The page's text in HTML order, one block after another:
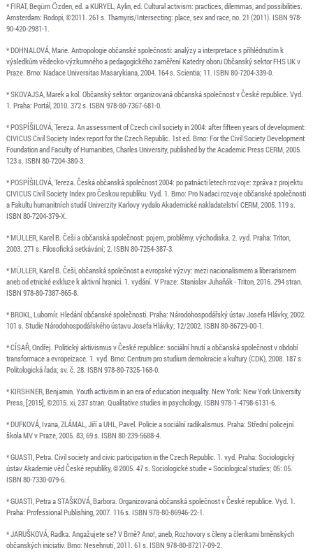
* FIRAT, Begüm Özden, ed. a KURYEL, Aylin, ed. Cultural activism: practices, dilemmas, and possibilities.
Amsterdam: Rodopi, ©2011. 261 s. Thamyris/Intersecting: place, sex and race, no. 21 (2011). ISBN 978-
90-420-2981-1.
* DOHNALOVÁ, Marie. Antropologie občanské společnosti: analýzy a interpretace s přihlédnutím k
výsledkům vědecko-výzkumného a pedagogického zaměření Katedry oboru Občanský sektor FHS UK v
Praze. Brno: Nadace Universitas Masarykiana, 2004. 164 s. Scientia; 11. ISBN 80-7204-339-0.
* SKOVAJSA, Marek a kol. Občanský sektor: organizovaná občanská společnost v České republice. Vyd.
1. Praha: Portál, 2010. 372 s. ISBN 978-80-7367-681-0.
* POSPÍŠILOVÁ, Tereza. An assessment of Czech civil society in 2004: after fifteen years of development:
CIVICUS Civil Society Index report for the Czech Republic. 1st ed. Brno: For the Civil Society Development
Foundation and Faculty of Humanities, Charles University, published by the Academic Press CERM, 2005.
123 s. ISBN 80-7204-380-3.
* POSPÍŠILOVÁ, Tereza. Česká občanská společnost 2004: po patnácti letech rozvoje: zpráva z projektu
CIVICUS Civil Society Index pro Českou republiku. Vyd. 1. Brno: Pro Nadaci rozvoje občanské společnosti
a Fakultu humanitních studií Univerzity Karlovy vydalo Akademické nakladatelství CERM, 2005. 119 s.
ISBN 80-7204-379-X.
* MÜLLER, Karel B. Češi a občanská společnost: pojem, problémy, východiska. 2. vyd. Praha: Triton,
2003. 271 s. Filosofická setkávání; 2. ISBN 80-7254-387-3.
* MÜLLER, Karel B. Češi, občanská společnost a evropské výzvy: mezi nacionalismem a liberarismem
aneb od etnické exkluze k aktivní hranici. 1. vydání. V Praze: Stanislav Juhaňák - Triton, 2016. 294 stran.
ISBN 978-80-7387-865-8.
* BROKL, Lubomír. Hledání občanské společnosti. Praha: Národohospodářský ústav Josefa Hlávky, 2002.
101 s. Studie Národohospodářského ústavu Josefa Hlávky; 12/2002. ISBN 80-86729-00-1.
* CÍSAŘ, Ondřej. Politický aktivismus v České republice: sociální hnutí a občanská společnost v období
transformace a evropeizace. 1. vyd. Brno: Centrum pro studium demokracie a kultury (CDK), 2008. 187 s.
Politologická řada; sv. č. 28. ISBN 978-80-7325-168-0.
* KIRSHNER, Benjamin. Youth activism in an era of education inequality. New York: New York University
Press, [2015], ©2015. xi, 237 stran. Qualitative studies in psychology. ISBN 978-1-4798-6131-6.
* DUFKOVÁ, Ivana, ZLÁMAL, Jiří a UHL, Pavel. Policie a sociální radikalismus. Praha: Střední policejní
škola MV v Praze, 2005. 83, 69 s. ISBN 80-239-5688-4.
* GUASTI, Petra. Civil society and civic participation in the Czech Republic. 1. vyd. Praha: Sociologický
ústav Akademie věd České republiky, ©2005. 47 s. Sociologické studie = Sociological studies; 05: 05.
ISBN 80-7330-079-6.
* GUASTI, Petra a STAŠKOVÁ, Barbora. Organizovaná občanská společnost v České republice. Vyd. 1.
Praha: Professional Publishing, 2007. 116 s. ISBN 978-80-86946-22-1.
* JARUŠKOVÁ, Radka. Angažujete se? V Brně? Ano!, aneb, Rozhovory s členy a členkami brněnských
občanských iniciativ. Brno: Nesehnutí, 2011. 61 s. ISBN 978-80-87217-09-2.